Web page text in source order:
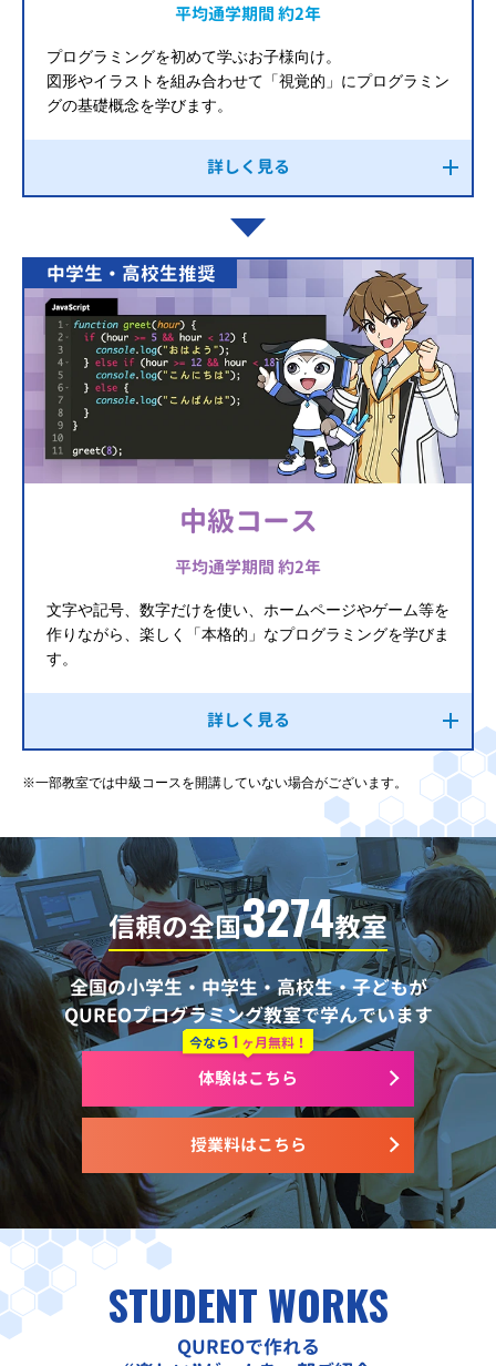
平均通学期間 約2年
プログラミングを初めて学ぶお子様向け。
図形やイラストを組み合わせて「視覚的」にプログラミン
グの基礎概念を学びます。
詳しく見る
中学生・高校生推奨
中級コース
平均通学期間 約2年
文字や記号、数字だけを使い、ホームページやゲーム等を
作りながら、楽しく「本格的」なプログラミングを学びま
す。
詳しく見る
※一部教室では中級コースを開講していない場合がございます。
信頼の全国3274教室
全国の小学生・中学生・高校生・子どもが
QUREOプログラミング教室で学んでいます
授業料はこちら
今なら 1 ヶ月無料！
体験はこちら
STUDENT WORKS
QUREOで作れる